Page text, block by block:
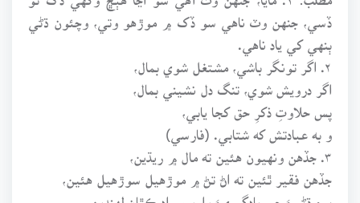
ڏسي، جنهن وٽ ناهي سو ڏک ۾ موڙهو وتي، وچئون ڌڻي
ٻنهي کي ياد ناهي.
اگر درويش شوي، تنگ دل نشيني بمال،
پس حلاوتِ ذکرِ حق کجا يابي،
و به عبادتش که شتابي. (فارسي)
جڏهن فقير ٿئين ته اڻ تڻ ۾ موڙهيل سوڙهيل هئين،
پوءِ ڌڻيءَ جي يادگيريءَ وارو سواد ڪٿان لهندين،